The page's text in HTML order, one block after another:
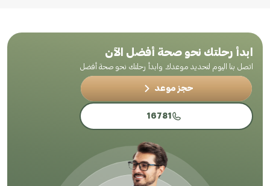
ابدأ رحلتك نحو صحة أفضل الآن
اتصل بنا اليوم لتحديد موعدك وابدأ رحلتك نحو صحة أفضل
حجز موعد
16781